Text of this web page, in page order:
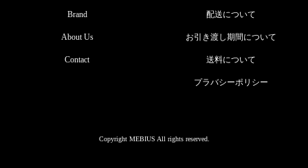
Brand
About Us
Contact
配送について
お引き渡し期間について
送料について
プラバシーポリシー
Copyright MEBIUS All rights reserved.